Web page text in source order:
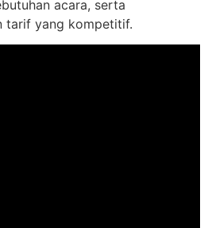
acara, serta
tarif yang kompetitif.